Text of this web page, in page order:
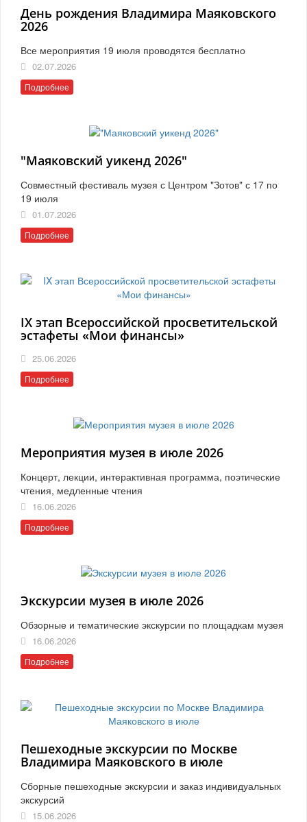
День рождения Владимира Маяковского
2026
Все мероприятия 19 июля проводятся бесплатно
02.07.2026
Подробнее
"Маяковский уикенд 2026"
Совместный фестиваль музея с Центром "Зотов" с 17 по
19 июля
01.07.2026
Подробнее
IX этап Всероссийской просветительской
эстафеты «Мои финансы»
25.06.2026
Подробнее
Мероприятия музея в июле 2026
Концерт, лекции, интерактивная программа, поэтические
чтения, медленные чтения
16.06.2026
Подробнее
Экскурсии музея в июле 2026
Обзорные и тематические экскурсии по площадкам музея
16.06.2026
Подробнее
Пешеходные экскурсии по Москве
Владимира Маяковского в июле
Сборные пешеходные экскурсии и заказ индивидуальных
экскурсий
15.06.2026